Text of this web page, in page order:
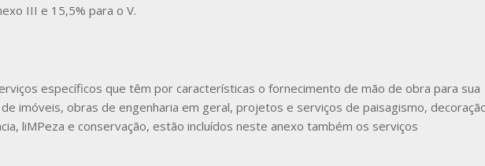
III e 15,5% para o V.
específicos que têm por características o fornecimento de mão de obra para sua
imóveis, obras de engenharia em geral, projetos e serviços de paisagismo,
liMPeza e conservação, estão incluídos neste anexo também os serviços